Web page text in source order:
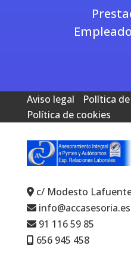
Aviso legal
Política
Política de cookies
c/ Modesto Lafuente
info@accasesoria.es
91 116 59 85
656 945 458